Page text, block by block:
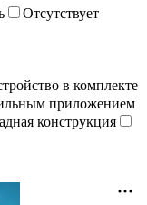
Отсутствует
в комплекте
приложением
конструкция